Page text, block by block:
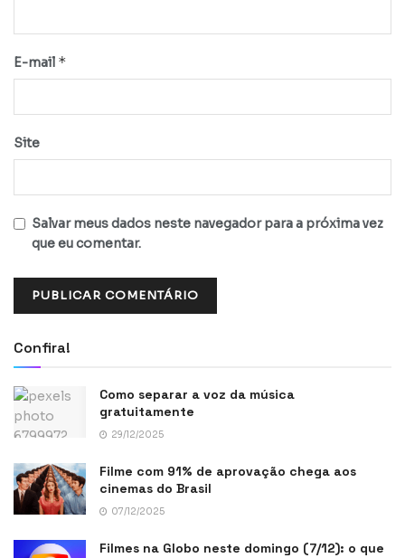
E-mail *
Site
Salvar meus dados neste navegador para a próxima vez
que eu comentar.
Confira!
Como separar a voz da música
gratuitamente
29/12/2025
Filme com 91% de aprovação chega aos
cinemas do Brasil
07/12/2025
Filmes na Globo neste domingo (7/12): o que